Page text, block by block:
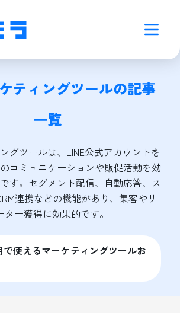
ティングツールの記事
一覧
グツールは、LINE公式アカウントを
コミュニケーションや販促活動を効
す。セグメント配信、自動応答、ス
連携などの機能があり、集客やリ
ター獲得に効果的です。
で使えるマーケティングツールお